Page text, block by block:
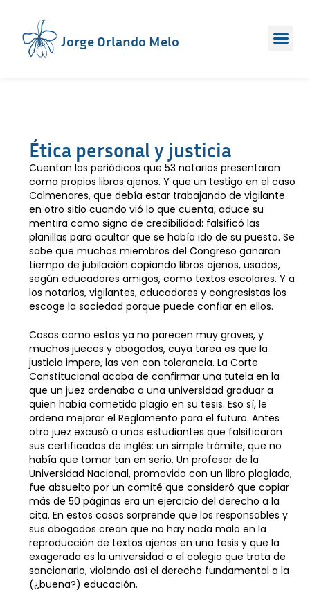
Jorge Orlando Melo
Ética personal y justicia
Cuentan los periódicos que 53 notarios presentaron
como propios libros ajenos. Y que un testigo en el caso
Colmenares, que debía estar trabajando de vigilante
en otro sitio cuando vió lo que cuenta, aduce su
mentira como signo de credibilidad: falsificó las
planillas para ocultar que se había ido de su puesto. Se
sabe que muchos miembros del Congreso ganaron
tiempo de jubilación copiando libros ajenos, usados,
según educadores amigos, como textos escolares. Y a
los notarios, vigilantes, educadores y congresistas los
escoge la sociedad porque puede confiar en ellos.
Cosas como estas ya no parecen muy graves, y
muchos jueces y abogados, cuya tarea es que la
justicia impere, las ven con tolerancia. La Corte
Constitucional acaba de confirmar una tutela en la
que un juez ordenaba a una universidad graduar a
quien había cometido plagio en su tesis. Eso sí, le
ordena mejorar el Reglamento para el futuro. Antes
otra juez excusó a unos estudiantes que falsificaron
sus certificados de inglés: un simple trámite, que no
había que tomar tan en serio. Un profesor de la
Universidad Nacional, promovido con un libro plagiado,
fue absuelto por un comité que consideró que copiar
más de 50 páginas era un ejercicio del derecho a la
cita. En estos casos sorprende que los responsables y
sus abogados crean que no hay nada malo en la
reproducción de textos ajenos en una tesis y que la
exagerada es la universidad o el colegio que trata de
sancionarlo, violando así el derecho fundamental a la
(¿buena?) educación.